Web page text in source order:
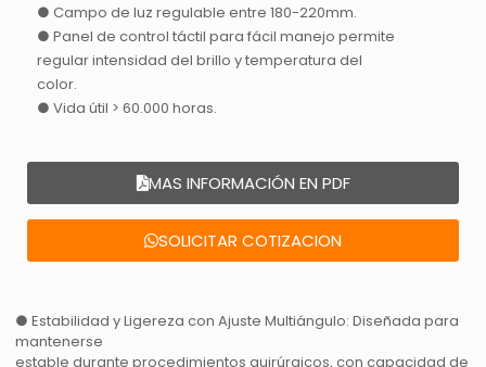
● Campo de luz regulable entre 180-220mm.
● Panel de control táctil para fácil manejo permite
regular intensidad del brillo y temperatura del
color.
● Vida útil > 60.000 horas.
MAS INFORMACIÓN EN PDF
SOLICITAR COTIZACION
● Estabilidad y Ligereza con Ajuste Multiángulo: Diseñada para
mantenerse
estable durante procedimientos quirúrgicos, con capacidad de